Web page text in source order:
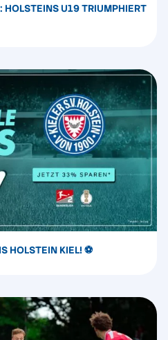
HOLSTEINS U19 TRIUMPHIERT
HOLSTEIN KIEL! ⚽️